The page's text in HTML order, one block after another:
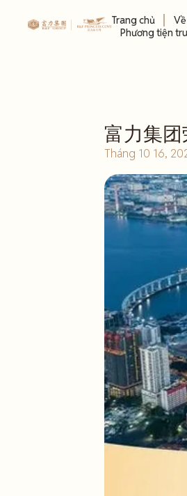
Trang chủ
Phương tiện
富力集
Tháng 10 16,